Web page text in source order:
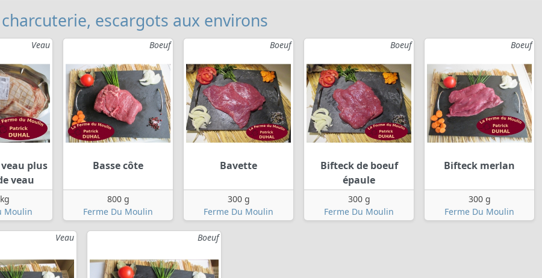
escargots aux environs
Veau
plus
veau
Moulin
Boeuf
Basse côte
800 g
Ferme Du Moulin
Boeuf
Bavette
300 g
Ferme Du Moulin
Boeuf
Bifteck de boeuf
épaule
300 g
Ferme Du Moulin
Boeuf
Bifteck merlan
300 g
Ferme Du Moulin
Veau Boeuf